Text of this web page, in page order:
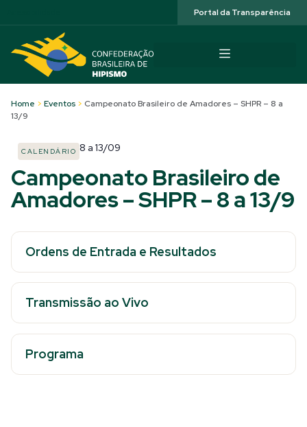
Portal da Transparência
Home > Eventos > Campeonato Brasileiro de Amadores – SHPR – 8 a
13/9
CALENDÁRIO 8 a 13/09
Campeonato Brasileiro de
Amadores – SHPR – 8 a 13/9
Ordens de Entrada e Resultados
Transmissão ao Vivo
Programa